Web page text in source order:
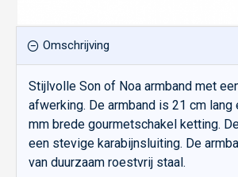
Omschrijving
Stijlvolle Son of Noa armband met
afwerking. De armband is 21 cm lang
mm brede gourmetschakel ketting.
een stevige karabijnsluiting. De
van duurzaam roestvrij staal.